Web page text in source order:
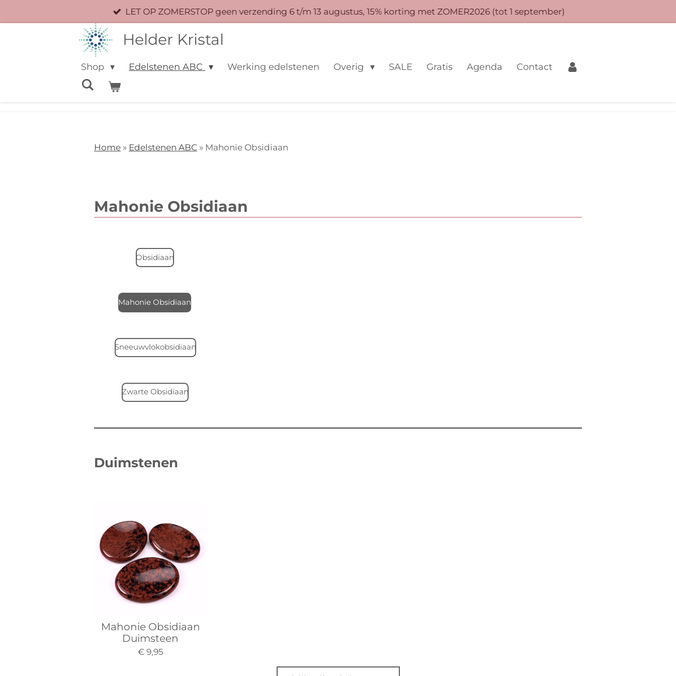
direct
LET OP ZOMERSTOP geen verzending 6 t/m 13 augustus, 15% korting met ZOMER2026 (tot 1 september)
Helder Kristal
Shop Edelstenen ABC Werking edelstenen Overig SALE Gratis Agenda Contact
Home » Edelstenen ABC » Mahonie Obsidiaan
Mahonie Obsidiaan
Obsidiaan
Mahonie Obsidiaan
Sneeuwvlokobsidiaan
Zwarte Obsidiaan
Duimstenen
Mahonie Obsidiaan
Duimsteen
€ 9,95